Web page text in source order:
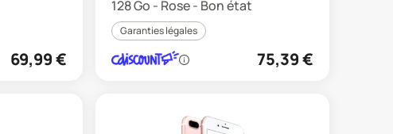
69,99€
128 Go - Rose - Bon état
Garanties légales
75,39€